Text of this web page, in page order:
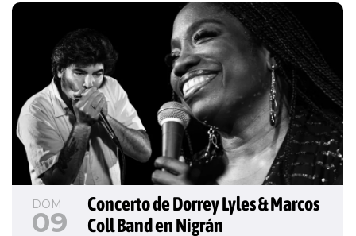
DOM
09
Concerto de Dorrey Lyles & Marcos
Coll Band en Nigrán